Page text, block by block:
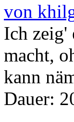
von
Ich zeig'
macht,
kann
Dauer: